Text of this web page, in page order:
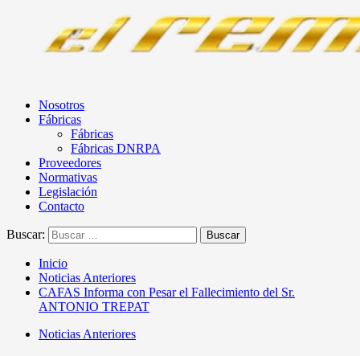
Nosotros
Fábricas
Fábricas
Fábricas DNRPA
Proveedores
Normativas
Legislación
Contacto
Buscar:
Inicio
Noticias Anteriores
CAFAS Informa con Pesar el Fallecimiento del Sr.
ANTONIO TREPAT
Noticias Anteriores